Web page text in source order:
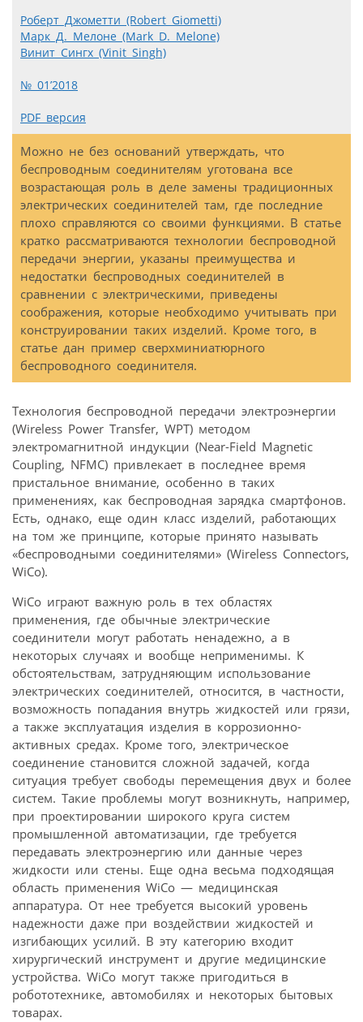
Роберт Джометти (Robert Giometti)
Марк Д. Мелоне (Mark D. Melone)
Винит Сингх (Vinit Singh)
№ 01’2018
PDF версия
Можно не без оснований утверждать, что
беспроводным соединителям уготована все
возрастающая роль в деле замены традиционных
электрических соединителей там, где последние
плохо справляются со своими функциями. В статье
кратко рассматриваются технологии беспроводной
передачи энергии, указаны преимущества и
недостатки беспроводных соединителей в
сравнении с электрическими, приведены
соображения, которые необходимо учитывать при
конструировании таких изделий. Кроме того, в
статье дан пример сверхминиатюрного
беспроводного соединителя.
Технология беспроводной передачи электроэнергии
(Wireless Power Transfer, WPT) методом
электромагнитной индукции (Near-Field Magnetic
Coupling, NFMC) привлекает в последнее время
пристальное внимание, особенно в таких
применениях, как беспроводная зарядка смартфонов.
Есть, однако, еще один класс изделий, работающих
на том же принципе, которые принято называть
«беспроводными соединителями» (Wireless Connectors,
WiCo).
WiCo играют важную роль в тех областях
применения, где обычные электрические
соединители могут работать ненадежно, а в
некоторых случаях и вообще неприменимы. К
обстоятельствам, затрудняющим использование
электрических соединителей, относится, в частности,
возможность попадания внутрь жидкостей или грязи,
а также эксплуатация изделия в коррозионно-
активных средах. Кроме того, электрическое
соединение становится сложной задачей, когда
ситуация требует свободы перемещения двух и более
систем. Такие проблемы могут возникнуть, например,
при проектировании широкого круга систем
промышленной автоматизации, где требуется
передавать электроэнергию или данные через
жидкости или стены. Еще одна весьма подходящая
область применения WiCo — медицинская
аппаратура. От нее требуется высокий уровень
надежности даже при воздействии жидкостей и
изгибающих усилий. В эту категорию входит
хирургический инструмент и другие медицинские
устройства. WiCo могут также пригодиться в
робототехнике, автомобилях и некоторых бытовых
товарах.